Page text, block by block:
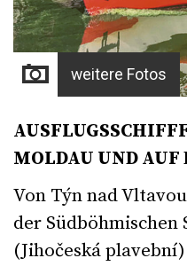
weitere Fotos
MOLDAU UND
Von Týn nad
der
(Jihočeská